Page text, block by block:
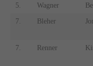
5. Wagner
7. Bleher
7. Renner